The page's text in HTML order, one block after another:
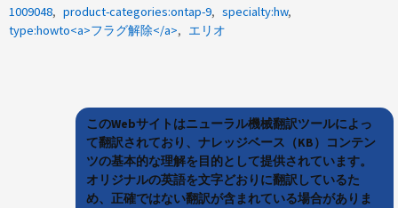
1009048
product-categories:ontap-9
specialty:hw
type:howto<a>フラグ解除</a>
エリオ
このWebサイトはニューラル機械翻訳ツールによっ
て翻訳されており、ナレッジベース（KB）コンテン
ツの基本的な理解を目的として提供されています。
オリジナルの英語を文字どおりに翻訳しているた
め、正確ではない翻訳が含まれている場合がありま